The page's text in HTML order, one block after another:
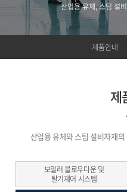
산업용 유체, 스팀 설
제품안내
제
산업용 유체와 스팀 설비자재
보일러 블로우다운 및
탈기제어 시스템